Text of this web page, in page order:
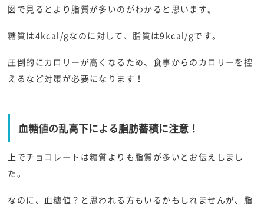
図で見るとより脂質が多いのがわかると思います。
糖質は4kcal/gなのに対して、脂質は9kcal/gです。
圧倒的にカロリーが高くなるため、食事からのカロリーを控
えるなど対策が必要になります！
血糖値の乱高下による脂肪蓄積に注意！
上でチョコレートは糖質よりも脂質が多いとお伝えしまし
た。
なのに、血糖値？と思われる方もいるかもしれませんが、脂